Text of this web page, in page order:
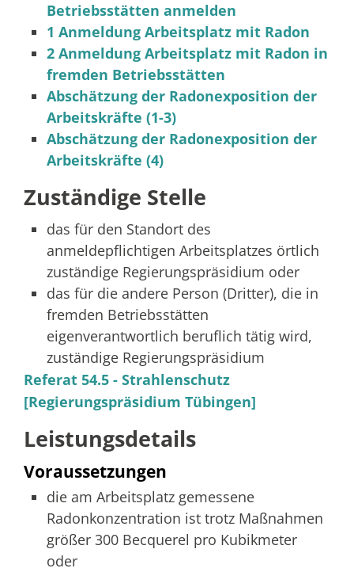
Betriebsstätten anmelden
1 Anmeldung Arbeitsplatz mit Radon
2 Anmeldung Arbeitsplatz mit Radon in
fremden Betriebsstätten
Abschätzung der Radonexposition der
Arbeitskräfte (1-3)
Abschätzung der Radonexposition der
Arbeitskräfte (4)
Zuständige Stelle
das für den Standort des
anmeldepflichtigen Arbeitsplatzes örtlich
zuständige Regierungspräsidium oder
das für die andere Person (Dritter), die in
fremden Betriebsstätten
eigenverantwortlich beruflich tätig wird,
zuständige Regierungspräsidium
Referat 54.5 - Strahlenschutz
[Regierungspräsidium Tübingen]
Leistungsdetails
Voraussetzungen
die am Arbeitsplatz gemessene
Radonkonzentration ist trotz Maßnahmen
größer 300 Becquerel pro Kubikmeter
oder